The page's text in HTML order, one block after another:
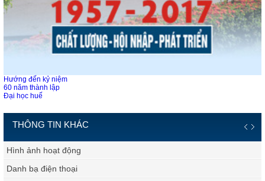
Hướng đến kỷ niệm
60 năm thành lập
Đại học huế
THÔNG TIN KHÁC
Hình ảnh hoạt động
Danh bạ điện thoại